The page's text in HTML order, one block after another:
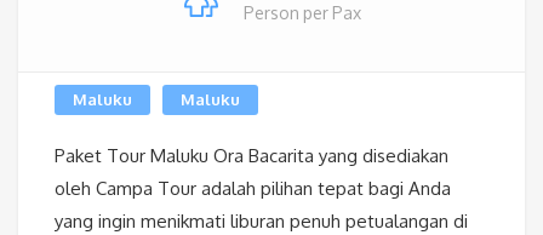
Person per Pax
Maluku Maluku
Paket Tour Maluku Ora Bacarita yang disediakan
oleh Campa Tour adalah pilihan tepat bagi Anda
yang ingin menikmati liburan penuh petualangan di